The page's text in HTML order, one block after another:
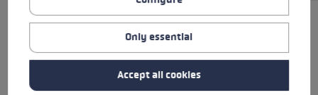
Grip - Strap/Glove System
Only essential
Accept all cookies